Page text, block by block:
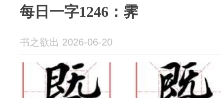
每日一字1246：霁
书之欲出 2026-06-20